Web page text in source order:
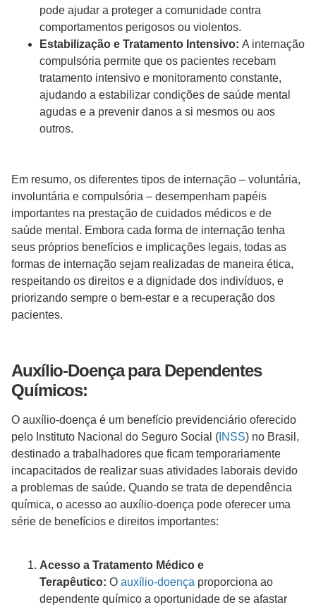
pode ajudar a proteger a comunidade contra
comportamentos perigosos ou violentos.
Estabilização e Tratamento Intensivo: A internação
compulsória permite que os pacientes recebam
tratamento intensivo e monitoramento constante,
ajudando a estabilizar condições de saúde mental
agudas e a prevenir danos a si mesmos ou aos
outros.
Em resumo, os diferentes tipos de internação – voluntária,
involuntária e compulsória – desempenham papéis
importantes na prestação de cuidados médicos e de
saúde mental. Embora cada forma de internação tenha
seus próprios benefícios e implicações legais, todas as
formas de internação sejam realizadas de maneira ética,
respeitando os direitos e a dignidade dos indivíduos, e
priorizando sempre o bem-estar e a recuperação dos
pacientes.
Auxílio-Doença para Dependentes
Químicos:
O auxílio-doença é um benefício previdenciário oferecido
pelo Instituto Nacional do Seguro Social ( INSS) no Brasil,
destinado a trabalhadores que ficam temporariamente
incapacitados de realizar suas atividades laborais devido
a problemas de saúde. Quando se trata de dependência
química, o acesso ao auxílio-doença pode oferecer uma
série de benefícios e direitos importantes:
Acesso a Tratamento Médico e
Terapêutico: O auxílio-doença proporciona ao
dependente químico a oportunidade de se afastar